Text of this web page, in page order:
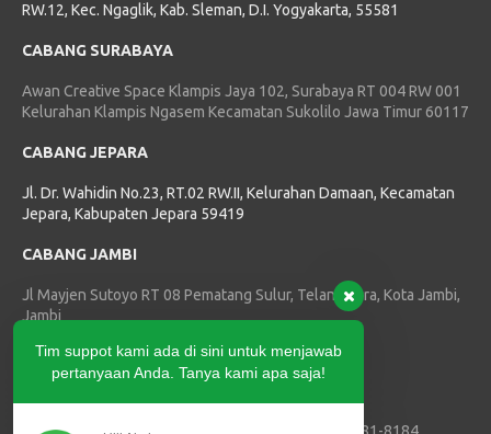
RW.12, Kec. Ngaglik, Kab. Sleman, D.I. Yogyakarta, 55581
CABANG SURABAYA
Awan Creative Space Klampis Jaya 102, Surabaya RT 004 RW 001
Kelurahan Klampis Ngasem Kecamatan Sukolilo Jawa Timur 60117
CABANG JEPARA
Jl. Dr. Wahidin No.23, RT.02 RW.II, Kelurahan Damaan, Kecamatan
Jepara, Kabupaten Jepara 59419
CABANG JAMBI
Jl Mayjen Sutoyo RT 08 Pematang Sulur, Telanaipura, Kota Jambi,
Jambi
HUBUNGI KAMI
Tim suppot kami ada di sini untuk menjawab
pertanyaan Anda. Tanya kami apa saja!